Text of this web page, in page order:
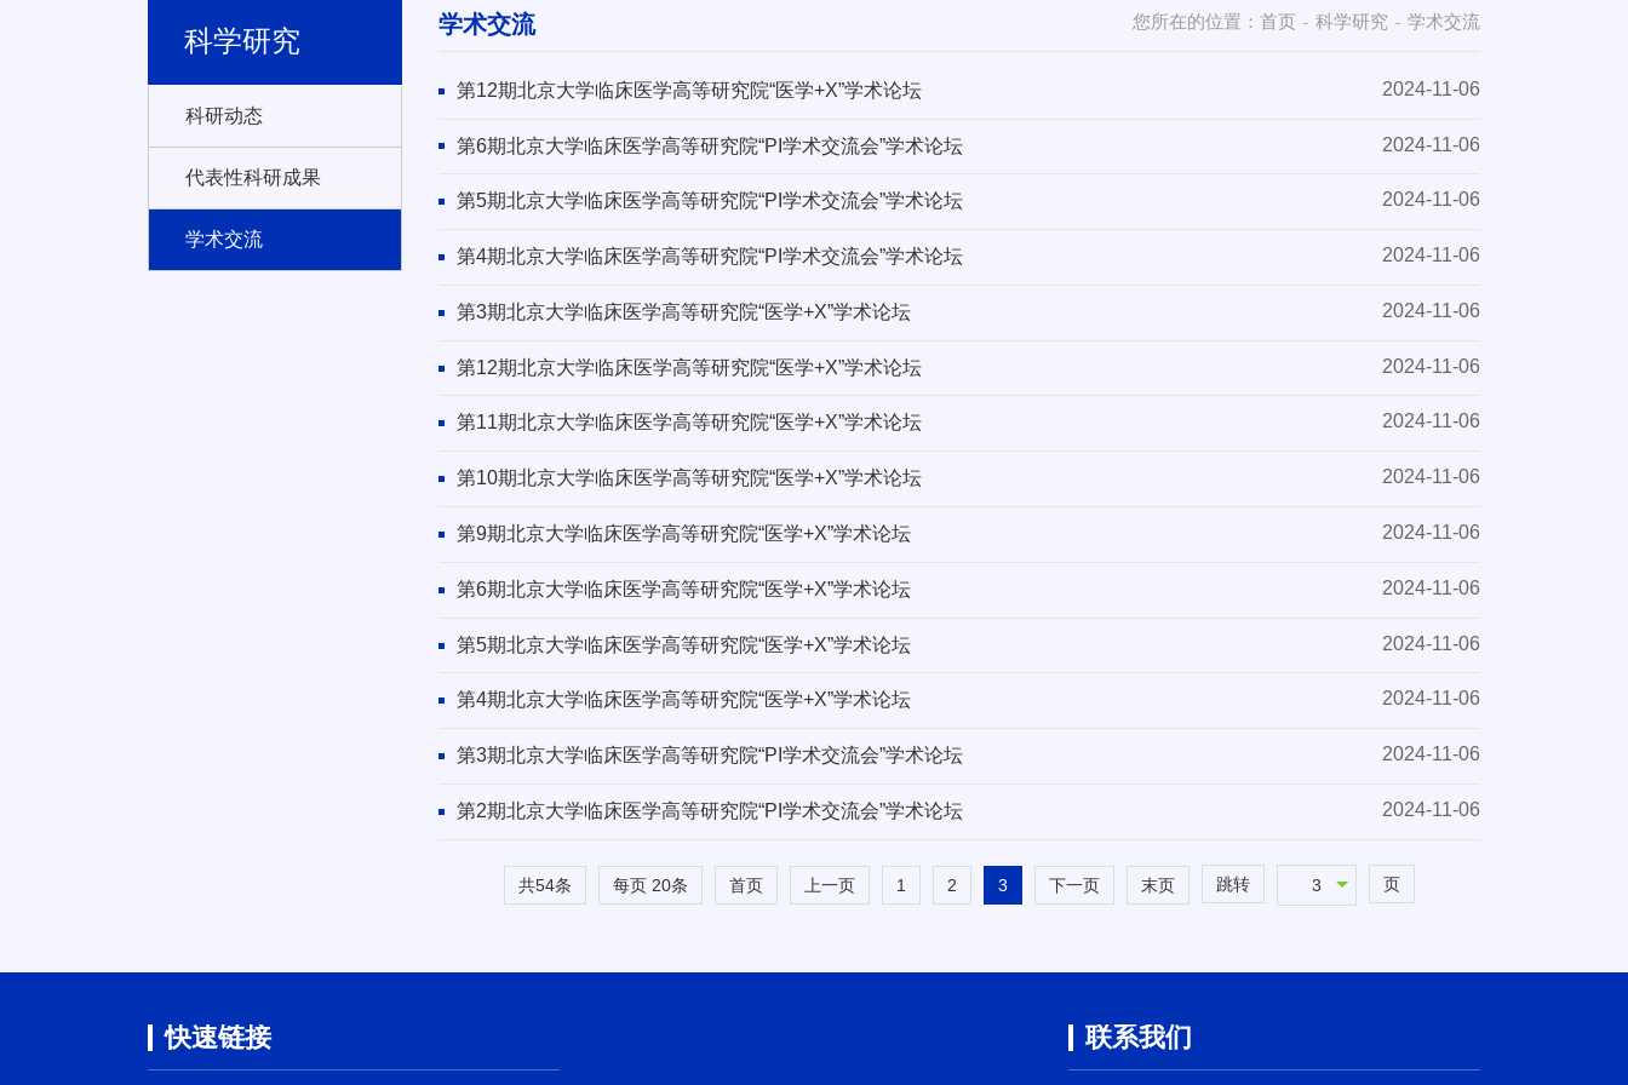
科学研究
科研动态
代表性科研成果
学术交流
您所在的位置： 首页 - 科学研究 - 学术交流
学术交流
第12期北京大学临床医学高等研究院“医学+X”学术论坛 2024-11-06
第6期北京大学临床医学高等研究院“PI学术交流会”学术论坛 2024-11-06
第5期北京大学临床医学高等研究院“PI学术交流会”学术论坛 2024-11-06
第4期北京大学临床医学高等研究院“PI学术交流会”学术论坛 2024-11-06
第3期北京大学临床医学高等研究院“医学+X”学术论坛 2024-11-06
第12期北京大学临床医学高等研究院“医学+X”学术论坛 2024-11-06
第11期北京大学临床医学高等研究院“医学+X”学术论坛 2024-11-06
第10期北京大学临床医学高等研究院“医学+X”学术论坛 2024-11-06
第9期北京大学临床医学高等研究院“医学+X”学术论坛 2024-11-06
第6期北京大学临床医学高等研究院“医学+X”学术论坛 2024-11-06
第5期北京大学临床医学高等研究院“医学+X”学术论坛 2024-11-06
第4期北京大学临床医学高等研究院“医学+X”学术论坛 2024-11-06
第3期北京大学临床医学高等研究院“PI学术交流会”学术论坛 2024-11-06
第2期北京大学临床医学高等研究院“PI学术交流会”学术论坛 2024-11-06
共54条 每页 20条 首页 上一页 1 2 3 下一页 末页 跳转 3 页
快速链接 联系我们